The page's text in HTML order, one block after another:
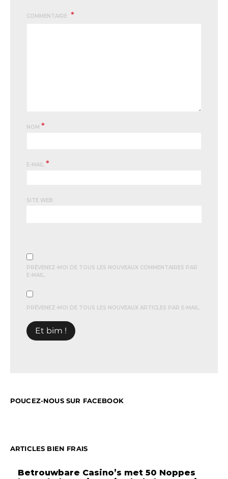
COMMENTAIRE
NOM *
E-MAIL *
SITE WEB
PRÉVENEZ-MOI DE TOUS LES NOUVEAUX COMMENTAIRES PAR
E-MAIL.
PRÉVENEZ-MOI DE TOUS LES NOUVEAUX ARTICLES PAR E-MAIL.
POUCEZ-NOUS SUR FACEBOOK
ARTICLES BIEN FRAIS
Betrouwbare Casino’s met 50 Noppes